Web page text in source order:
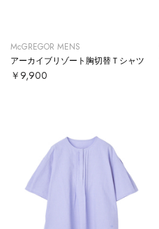
McGREGOR MENS
アーカイブリゾート胸切替Ｔシャツ
￥9,900